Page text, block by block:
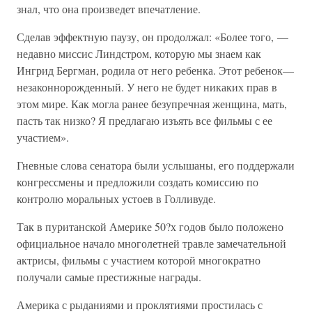
знал, что она произведет впечатление.
Сделав эффектную паузу, он продолжал: «Более того, —
недавно миссис Линдстром, которую мы знаем как
Ингрид Бергман, родила от него ребенка. Этот ребенок—
незаконнорожденный. У него не будет никаких прав в
этом мире. Как могла ранее безупречная женщина, мать,
пасть так низко? Я предлагаю изъять все фильмы с ее
участием».
Гневные слова сенатора были услышаны, его поддержали
конгрессмены и предложили создать комиссию по
контролю моральных устоев в Голливуде.
Так в пуританской Америке 50?х годов было положено
официальное начало многолетней травле замечательной
актрисы, фильмы с участием которой многократно
получали самые престижные награды.
Америка с рыданиями и проклятиями простилась с